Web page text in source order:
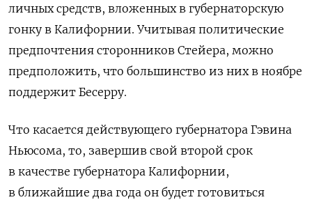
личных средств, вложенных в губернаторскую
гонку в Калифорнии. Учитывая политические
предпочтения сторонников Стейера, можно
предположить, что большинство из них в ноябре
поддержит Бесерру.
Что касается действующего губернатора Гэвина
Ньюсома, то, завершив свой второй срок
в качестве губернатора Калифорнии,
в ближайшие два года он будет готовиться